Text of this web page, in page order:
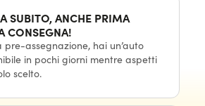
SUBITO, ANCHE PRIMA
CONSEGNA!
pre-assegnazione, hai un’auto
in pochi giorni mentre aspetti
scelto.